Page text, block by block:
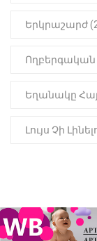
Երկրաշարժ
Ողբերգական
Եղանակը
Լույս Չի